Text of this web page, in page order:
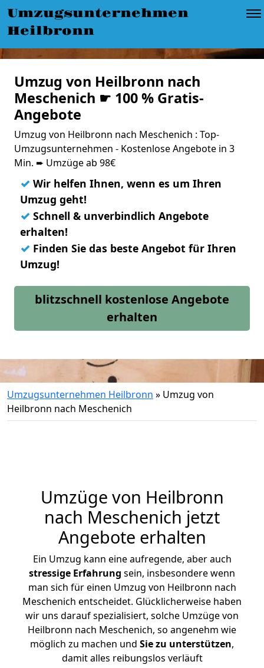
Umzugsunternehmen
Heilbronn
Umzug von Heilbronn nach
Meschenich ☛ 100 % Gratis-
Angebote
Umzug von Heilbronn nach Meschenich : Top-
Umzugsunternehmen - Kostenlose Angebote in 3
Min. ➨ Umzüge ab 98€
✓ Wir helfen Ihnen, wenn es um Ihren
Umzug geht!
✓ Schnell & unverbindlich Angebote
erhalten!
✓ Finden Sie das beste Angebot für Ihren
Umzug!
blitzschnell kostenlose Angebote
erhalten
Umzugsunternehmen Heilbronn » Umzug von
Heilbronn nach Meschenich
Umzüge von Heilbronn
nach Meschenich jetzt
Angebote erhalten
Ein Umzug kann eine aufregende, aber auch
stressige Erfahrung sein, insbesondere wenn
man sich für einen Umzug von Heilbronn nach
Meschenich entscheidet. Glücklicherweise haben
wir uns darauf spezialisiert, solche Umzüge von
Heilbronn nach Meschenich, so angenehm wie
möglich zu machen und Sie zu unterstützen,
damit alles reibungslos verläuft